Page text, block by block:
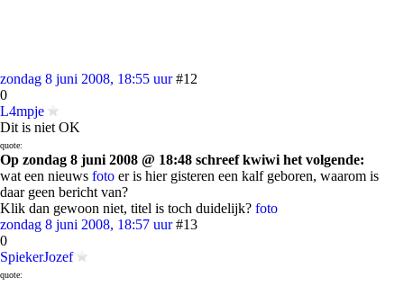
zondag 8 juni 2008, 18:55 uur #12
0
L4mpje
Dit is niet OK
quote:
Op zondag 8 juni 2008 @ 18:48 schreef kwiwi het volgende:
wat een nieuws foto er is hier gisteren een kalf geboren, waarom is
daar geen bericht van?
Klik dan gewoon niet, titel is toch duidelijk? foto
zondag 8 juni 2008, 18:57 uur #13
0
SpiekerJozef
quote: